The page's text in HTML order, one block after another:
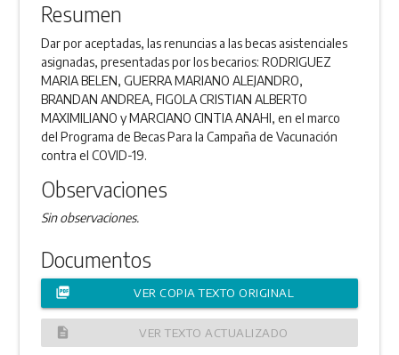
Resumen
Dar por aceptadas, las renuncias a las becas asistenciales
asignadas, presentadas por los becarios: RODRIGUEZ
MARIA BELEN, GUERRA MARIANO ALEJANDRO,
BRANDAN ANDREA, FIGOLA CRISTIAN ALBERTO
MAXIMILIANO y MARCIANO CINTIA ANAHI, en el marco
del Programa de Becas Para la Campaña de Vacunación
contra el COVID-19.
Observaciones
Sin observaciones.
Documentos
picture_as_pdf VER COPIA TEXTO ORIGINAL
description VER TEXTO ACTUALIZADO